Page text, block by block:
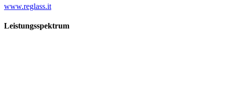
www.reglass.it
Leistungsspektrum